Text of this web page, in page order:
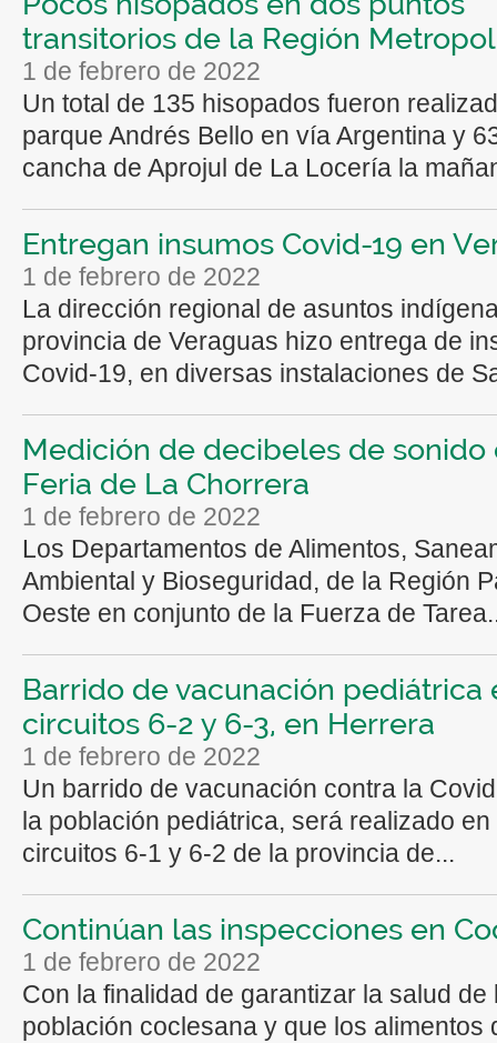
transitorios de la Región
1 de febrero de 2022
Un total de 135 hisopados fueron
parque Andrés Bello en vía Argentina y
cancha de Aprojul de La Locería la
Entregan insumos Covid-19 en
1 de febrero de 2022
La dirección regional de asuntos
provincia de Veraguas hizo entrega de
Covid-19, en diversas instalaciones de
Medición de decibeles de sonido
Feria de La Chorrera
1 de febrero de 2022
Los Departamentos de Alimentos,
Ambiental y Bioseguridad, de la Región
Oeste en conjunto de la Fuerza de
Barrido de vacunación pediátrica
circuitos 6-2 y 6-3, en Herrera
1 de febrero de 2022
Un barrido de vacunación contra la
la población pediátrica, será realizado en
circuitos 6-1 y 6-2 de la provincia de...
Continúan las inspecciones en
1 de febrero de 2022
Con la finalidad de garantizar la salud de
población coclesana y que los alimentos